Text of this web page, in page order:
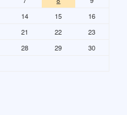
14 15
16
21 22
23
28 29
30